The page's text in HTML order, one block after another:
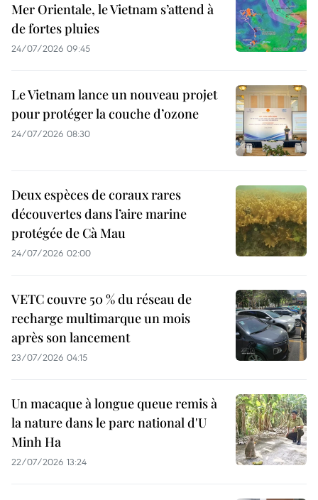
Mer Orientale, le Vietnam s’attend à
de fortes pluies
24/07/2026 09:45
Le Vietnam lance un nouveau projet
pour protéger la couche d’ozone
24/07/2026 08:30
Deux espèces de coraux rares
découvertes dans l’aire marine
protégée de Cà Mau
24/07/2026 02:00
VETC couvre 50 % du réseau de
recharge multimarque un mois
après son lancement
23/07/2026 04:15
Un macaque à longue queue remis à
la nature dans le parc national d'U
Minh Ha
22/07/2026 13:24